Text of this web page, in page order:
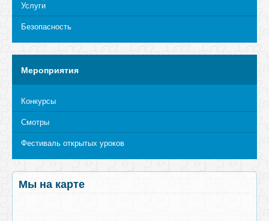
Услуги
Безопасность
Мероприятия
Конкурсы
Смотры
Фестиваль открытых уроков
Мы на карте